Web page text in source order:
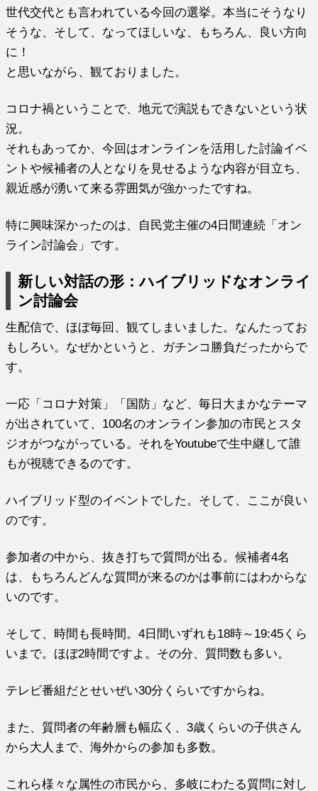
世代交代とも言われている今回の選挙。本当にそうなり
そうな、そして、なってほしいな、もちろん、良い方向
に！
と思いながら、観ておりました。
コロナ禍ということで、地元で演説もできないという状
況。
それもあってか、今回はオンラインを活用した討論イベ
ントや候補者の人となりを見せるような内容が目立ち、
親近感が湧いて来る雰囲気が強かったですね。
特に興味深かったのは、自民党主催の4日間連続「オン
ライン討論会」です。
新しい対話の形：ハイブリッドなオンライ
ン討論会
生配信で、ほぼ毎回、観てしまいました。なんたってお
もしろい。なぜかというと、ガチンコ勝負だったからで
す。
一応「コロナ対策」「国防」など、毎日大まかなテーマ
が出されていて、100名のオンライン参加の市民とスタ
ジオがつながっている。それをYoutubeで生中継して誰
もが視聴できるのです。
ハイブリッド型のイベントでした。そして、ここが良い
のです。
参加者の中から、抜き打ちで質問が出る。候補者4名
は、もちろんどんな質問が来るのかは事前にはわからな
いのです。
そして、時間も長時間。4日間いずれも18時～19:45くら
いまで。ほぼ2時間ですよ。その分、質問数も多い。
テレビ番組だとせいぜい30分くらいですからね。
また、質問者の年齢層も幅広く、3歳くらいの子供さん
から大人まで、海外からの参加も多数。
これら様々な属性の市民から、多岐にわたる質問に対し